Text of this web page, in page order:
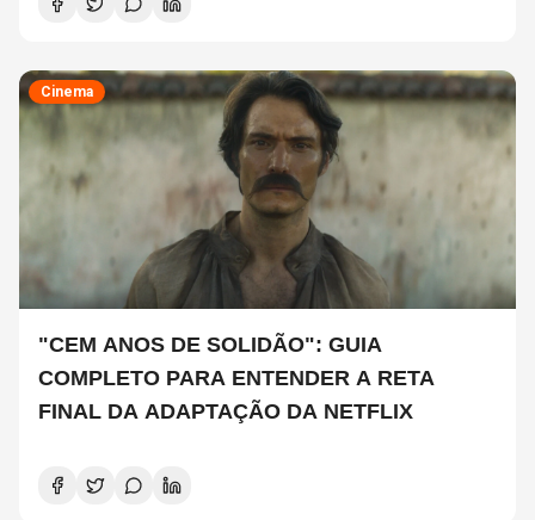
Cinema
"CEM ANOS DE SOLIDÃO": GUIA
COMPLETO PARA ENTENDER A RETA
FINAL DA ADAPTAÇÃO DA NETFLIX